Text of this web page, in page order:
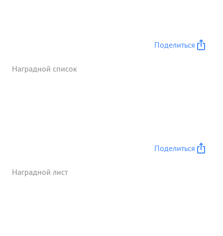
Поделиться
Наградной список
Поделиться
Наградной лист